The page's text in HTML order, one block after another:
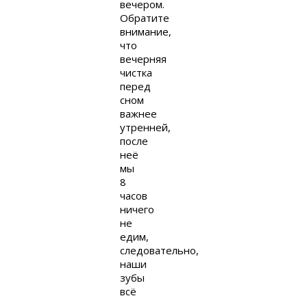
вечером.
Обратите
внимание,
что
вечерняя
чистка
перед
сном
важнее
утренней,
после
неё
мы
8
часов
ничего
не
едим,
следовательно,
наши
зубы
всё